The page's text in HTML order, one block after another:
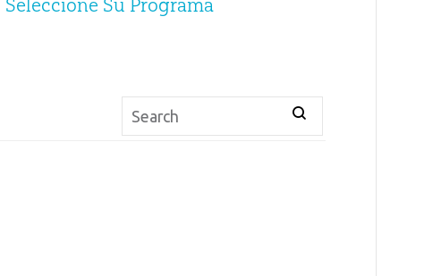
Seleccione Su Programa